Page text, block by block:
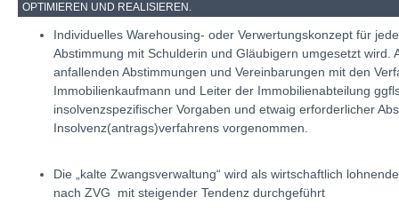
OPTIMIEREN UND REALISIEREN.
Individuelles Warehousing- oder Verwertungskonzept für
Abstimmung mit Schulderin und Gläubigern umgesetzt wird.
anfallenden Abstimmungen und Vereinbarungen mit den
Immobilienkaufmann und Leiter der Immobilienabteilung
insolvenzspezifischer Vorgaben und etwaig erforderlicher
Insolvenz(antrags)verfahrens vorgenommen.
Die „kalte Zwangsverwaltung“ wird als wirtschaftlich
nach ZVG mit steigender Tendenz durchgeführt